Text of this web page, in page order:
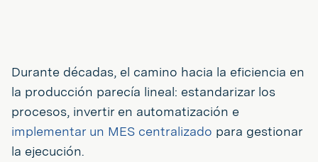
Durante décadas, el camino hacia la eficiencia en
la producción parecía lineal: estandarizar los
procesos, invertir en automatización e
implementar un MES centralizado para gestionar
la ejecución.